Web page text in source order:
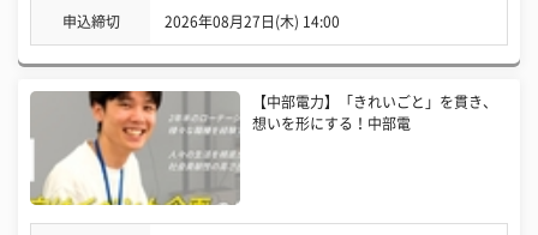
申込締切 2026年08月27日(木) 14:00
【中部電力】「きれいごと」を貫き、
想いを形にする！中部電